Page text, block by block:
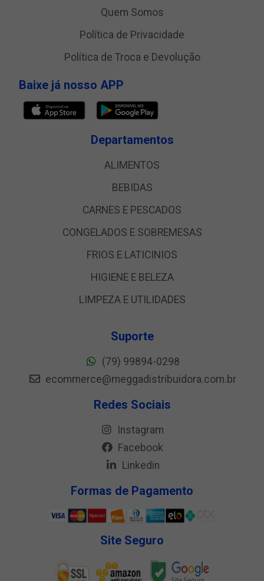
Quem Somos
Política de Privacidade
Política de Troca e Devolução
Baixe já nosso APP
Departamentos
ALIMENTOS
BEBIDAS
CARNES E PESCADOS
CONGELADOS E SOBREMESAS
FRIOS E LATICINIOS
HIGIENE E BELEZA
LIMPEZA E UTILIDADES
Suporte
(79) 99894-0298
ecommerce@meggadistribuidora.com.br
Redes Sociais
Instagram
Facebook
Linkedin
Formas de Pagamento
Site Seguro